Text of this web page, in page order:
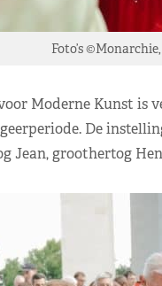
Foto’s
Moderne Kunst
De
Jean, groothertog